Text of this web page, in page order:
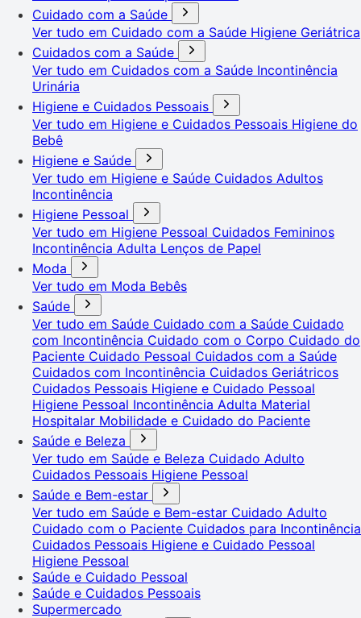
Cuidado com a Saúde
Ver tudo em Cuidado com a Saúde Higiene Geriátrica
Cuidados com a Saúde
Ver tudo em Cuidados com a Saúde Incontinência
Urinária
Higiene e Cuidados Pessoais
Ver tudo em Higiene e Cuidados Pessoais Higiene do
Bebê
Higiene e Saúde
Ver tudo em Higiene e Saúde Cuidados Adultos
Incontinência
Higiene Pessoal
Ver tudo em Higiene Pessoal Cuidados Femininos
Incontinência Adulta Lenços de Papel
Moda
Ver tudo em Moda Bebês
Saúde
Ver tudo em Saúde Cuidado com a Saúde Cuidado
com Incontinência Cuidado com o Corpo Cuidado do
Paciente Cuidado Pessoal Cuidados com a Saúde
Cuidados com Incontinência Cuidados Geriátricos
Cuidados Pessoais Higiene e Cuidado Pessoal
Higiene Pessoal Incontinência Adulta Material
Hospitalar Mobilidade e Cuidado do Paciente
Saúde e Beleza
Ver tudo em Saúde e Beleza Cuidado Adulto
Cuidados Pessoais Higiene Pessoal
Saúde e Bem-estar
Ver tudo em Saúde e Bem-estar Cuidado Adulto
Cuidado com o Paciente Cuidados para Incontinência
Cuidados Pessoais Higiene e Cuidado Pessoal
Higiene Pessoal
Saúde e Cuidado Pessoal
Saúde e Cuidados Pessoais
Supermercado